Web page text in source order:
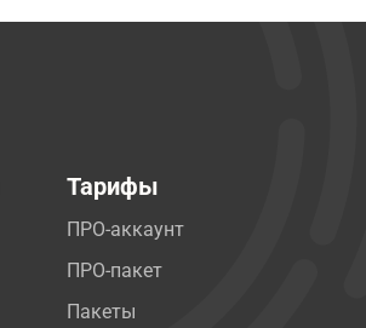
Тарифы
ПРО-аккаунт
ПРО-пакет
Пакеты